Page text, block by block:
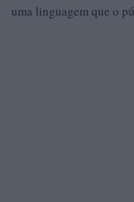
uma linguagem que o